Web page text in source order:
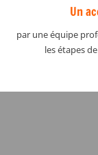
Un
par une équipe
les étapes